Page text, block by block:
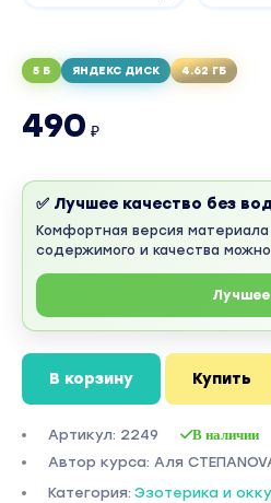
5 Б ЯНДЕКС ДИСК 4.62 ГБ
490 ₽
✅ Лучшее качество без
Комфортная версия
содержимого и качества
В корзину Купить
Артикул: 2249 В наличии
Автор курса: Аля
Категория: Эзотерика и